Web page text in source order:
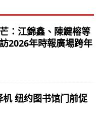
：江錦鑫、陳鍵榕等
2026年時報廣場跨年
纽约图书馆门前促